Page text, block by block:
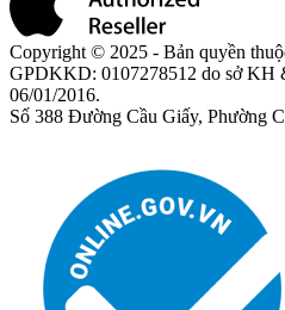
Copyright © 2025 - Bản quyền
GPDKKD: 0107278512 do sở KH
06/01/2016.
Số 388 Đường Cầu Giấy, Phường